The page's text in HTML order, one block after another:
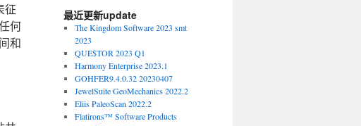
征
何
和
最近更新update
The Kingdom Software 2023 smt
2023
QUE$TOR 2023 Q1
Harmony Enterprise 2023.1
GOHFER9.4.0.32 20230407
JewelSuite GeoMechanics 2022.2
Eliis PaleoScan 2022.2
Flatirons™ Software Products